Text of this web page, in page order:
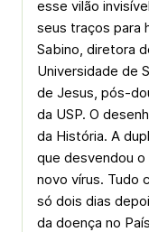
esse vilão
seus traços para
Sabino, diretora
Universidade de
de Jesus, pós-
da USP. O
da História. A
que desvendou
novo vírus. Tudo
só dois dias
da doença no